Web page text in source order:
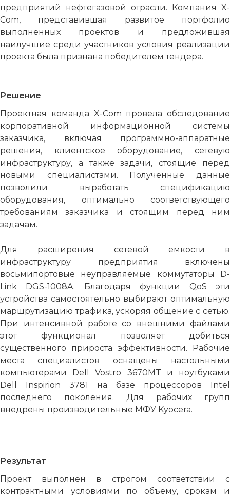
предприятий нефтегазовой отрасли. Компания X-
Com, представившая развитое портфолио
выполненных проектов и предложившая
наилучшие среди участников условия реализации
проекта была признана победителем тендера.
Решение
Проектная команда X-Com провела обследование
корпоративной информационной системы
заказчика, включая программно-аппаратные
решения, клиентское оборудование, сетевую
инфраструктуру, а также задачи, стоящие перед
новыми специалистами. Полученные данные
позволили выработать спецификацию
оборудования, оптимально соответствующего
требованиям заказчика и стоящим перед ним
задачам.
Для расширения сетевой емкости в
инфраструктуру предприятия включены
восьмипортовые неуправляемые коммутаторы D-
Link DGS-1008A. Благодаря функции QoS эти
устройства самостоятельно выбирают оптимальную
маршрутизацию трафика, ускоряя общение с сетью.
При интенсивной работе со внешними файлами
этот функционал позволяет добиться
существенного прироста эффективности. Рабочие
места специалистов оснащены настольными
компьютерами Dell Vostro 3670MT и ноутбуками
Dell Inspirion 3781 на базе процессоров Intel
последнего поколения. Для рабочих групп
внедрены производительные МФУ Kyocera.
Результат
Проект выполнен в строгом соответствии с
контрактными условиями по объему, срокам и